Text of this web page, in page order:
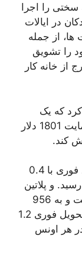
را اجرا
در ایالات
از جمله
را تشویق
از خانه کار
کرد که یک
اونس طلا می تواند در اطراف سطح حمایت 1801 دلار
در سایر فلزات گرانبها، نقره برای تحویل فوری با 0.4
اونس رسید. و پلاتین
برای تحویل فوری 0.1 درصد افزایش یافت و به 956
دلار در هر اونس رسید. و پالادیوم برای تحویل فوری 1.2
و به 1847.69 دلار در هر اونس